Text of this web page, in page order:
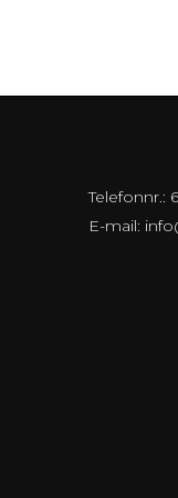
Telefonnr.:
E-mail: